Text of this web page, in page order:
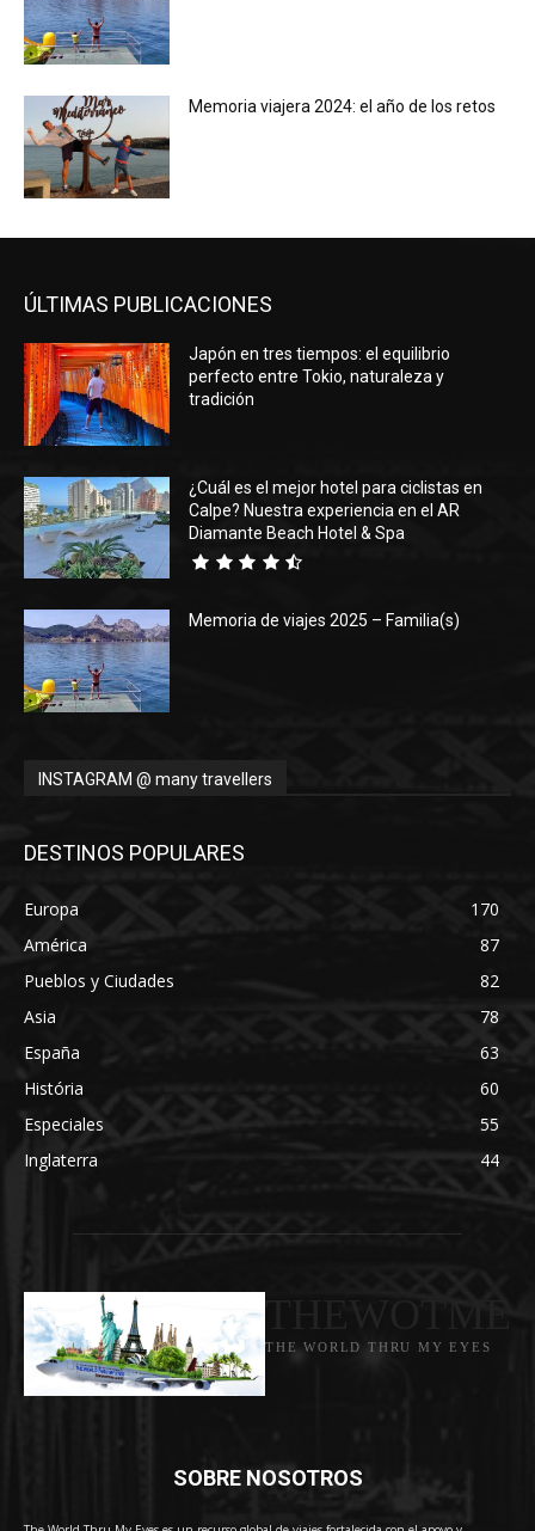
Memoria viajera 2024: el año de los retos
ÚLTIMAS PUBLICACIONES
Japón en tres tiempos: el equilibrio
perfecto entre Tokio, naturaleza y
tradición
¿Cuál es el mejor hotel para ciclistas en
Calpe? Nuestra experiencia en el AR
Diamante Beach Hotel & Spa
Memoria de viajes 2025 – Familia(s)
INSTAGRAM @ many travellers
DESTINOS POPULARES
Europa
170
América
87
Pueblos y Ciudades
82
Asia
78
España
63
História
60
Especiales
55
Inglaterra
44
THE WORLD THRU MY EYES
SOBRE NOSOTROS